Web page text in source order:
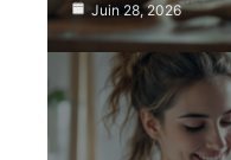
Juin 28, 2026